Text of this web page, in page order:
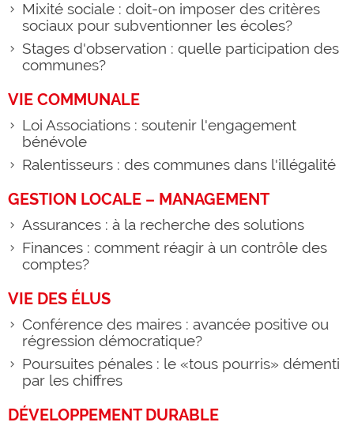
Mixité sociale : doit-on imposer des critères
sociaux pour subventionner les écoles?
Stages d'observation : quelle participation des
communes?
VIE COMMUNALE
Loi Associations : soutenir l'engagement
bénévole
Ralentisseurs : des communes dans l'illégalité
GESTION LOCALE – MANAGEMENT
Assurances : à la recherche des solutions
Finances : comment réagir à un contrôle des
comptes?
VIE DES ÉLUS
Conférence des maires : avancée positive ou
régression démocratique?
Poursuites pénales : le «tous pourris» démenti
par les chiffres
DÉVELOPPEMENT DURABLE